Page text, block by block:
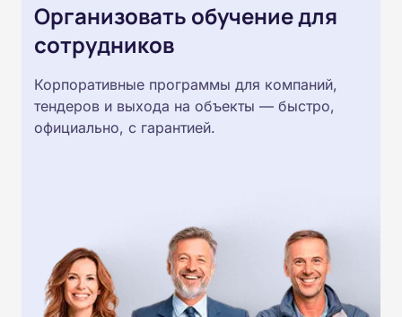
Организовать обучение для
сотрудников
Корпоративные программы для компаний,
тендеров и выхода на объекты — быстро,
официально, с гарантией.